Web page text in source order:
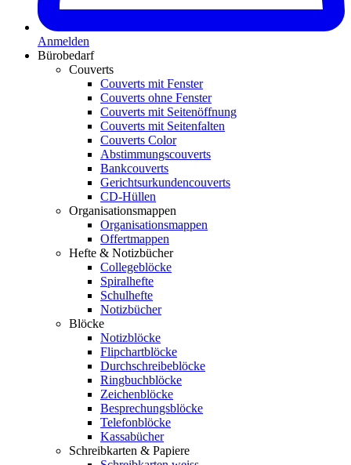
Anmelden
Bürobedarf
Couverts
Couverts mit Fenster
Couverts ohne Fenster
Couverts mit Seitenöffnung
Couverts mit Seitenfalten
Couverts Color
Abstimmungscouverts
Bankcouverts
Gerichtsurkundencouverts
CD-Hüllen
Organisationsmappen
Organisationsmappen
Offertmappen
Hefte & Notizbücher
Collegeblöcke
Spiralhefte
Schulhefte
Notizbücher
Blöcke
Notizblöcke
Flipchartblöcke
Durchschreibeblöcke
Ringbuchblöcke
Zeichenblöcke
Besprechungsblöcke
Telefonblöcke
Kassabücher
Schreibkarten & Papiere